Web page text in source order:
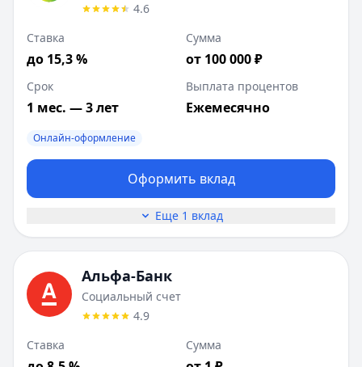
4.6
Ставка
до 15,3 %
Сумма
от 100 000 ₽
Срок
1 мес. — 3 лет
Выплата процентов
Ежемесячно
Онлайн-оформление
Оформить вклад
Еще 1 вклад
Альфа-Банк
Социальный счет
4.9
Ставка
Сумма